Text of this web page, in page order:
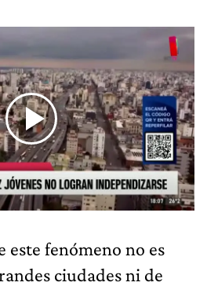
este fenómeno no es
ciudades ni de